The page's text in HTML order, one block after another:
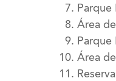
Área
Área